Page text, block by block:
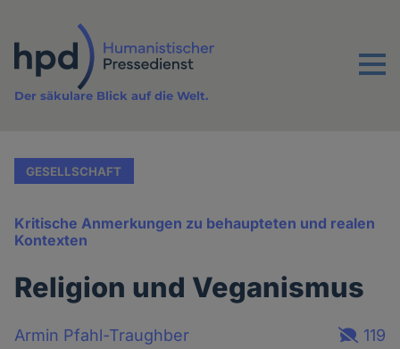
Inhalt
Menu
Der säkulare Blick auf die Welt.
GESELLSCHAFT
Kritische Anmerkungen zu behaupteten und realen
Kontexten
Religion und Veganismus
Armin Pfahl-Traughber
119